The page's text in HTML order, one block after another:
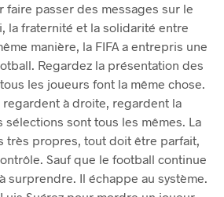
faire passer des messages sur le
la fraternité et la solidarité entre
manière, la FIFA a entrepris une
Regardez la présentation des
les joueurs font la même chose.
à droite, regardent la
sélections sont tous les mêmes. La
très propres, tout doit être parfait,
Sauf que le football continue
surprendre. Il échappe au système.